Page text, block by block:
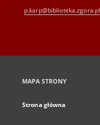
p.karp@biblioteka.zgora.pl
MAPA STRONY
Strona główna